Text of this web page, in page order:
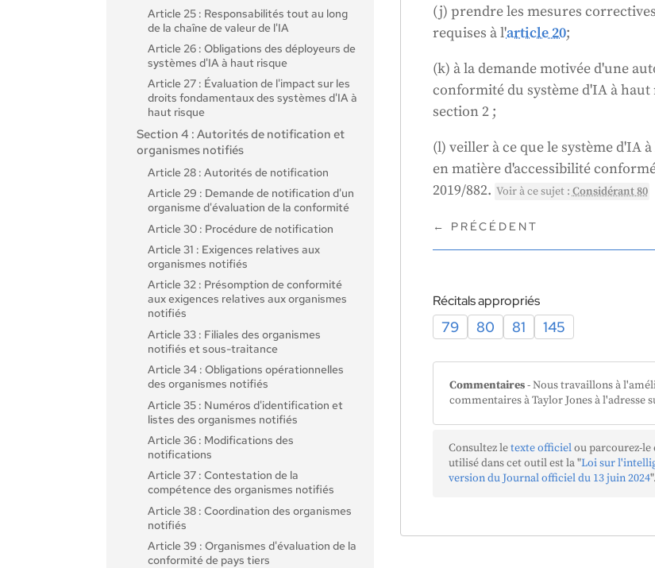
Article 25 : Responsabilités tout au long
de la chaîne de valeur de l'IA
Article 26 : Obligations des déployeurs de
systèmes d'IA à haut risque
Article 27 : Évaluation de l'impact sur les
droits fondamentaux des systèmes d'IA à
haut risque
Section 4 : Autorités de notification et
organismes notifiés
Article 28 : Autorités de notification
Article 29 : Demande de notification d'un
organisme d'évaluation de la conformité
Article 30 : Procédure de notification
Article 31 : Exigences relatives aux
organismes notifiés
Article 32 : Présomption de conformité
aux exigences relatives aux organismes
notifiés
Article 33 : Filiales des organismes
notifiés et sous-traitance
Article 34 : Obligations opérationnelles
des organismes notifiés
Article 35 : Numéros d'identification et
listes des organismes notifiés
Article 36 : Modifications des
notifications
Article 37 : Contestation de la
compétence des organismes notifiés
Article 38 : Coordination des organismes
notifiés
Article 39 : Organismes d'évaluation de la
conformité de pays tiers
(j) prendre les mesures
requises à l'article 20;
(k) à la demande motivée d'une
conformité du système d'IA à haut
section 2 ;
(l) veiller à ce que le système d'IA
en matière d'accessibilité
2019/882. Voir à ce sujet : Considérant 80
← PRÉCÉDENT
Récitals appropriés
79 80 81 145
Commentaires- Nous travaillons à
commentaires à Taylor Jones à l'adresse
Consultez letexte officielou parcourez-le
utilisé dans cet outil est la "Loi sur
version du Journal officiel du 13 juin 2024".